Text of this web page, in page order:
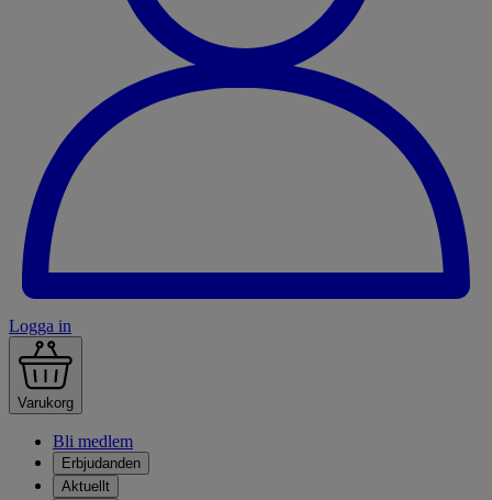
Logga in
Varukorg
Bli medlem
Erbjudanden
Aktuellt